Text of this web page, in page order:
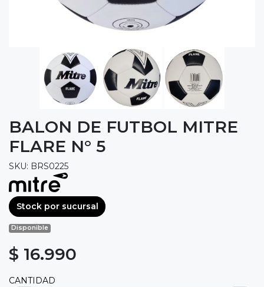
BALON DE FUTBOL MITRE
FLARE N° 5
SKU: BRS0225
Stock por sucursal
Disponible
$ 16.990
CANTIDAD